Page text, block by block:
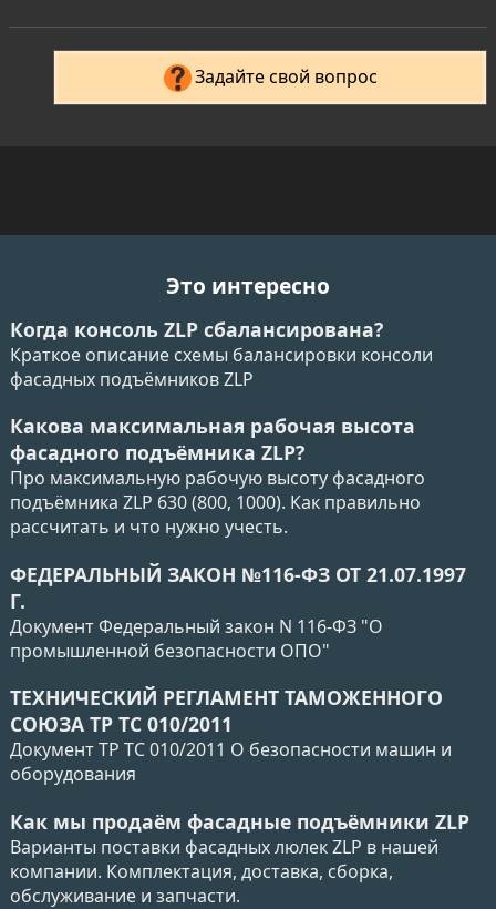
Задайте свой вопрос
Это интересно
Когда консоль ZLP сбалансирована?
Краткое описание схемы балансировки консоли
фасадных подъёмников ZLP
Какова максимальная рабочая высота
фасадного подъёмника ZLP?
Про максимальную рабочую высоту фасадного
подъёмника ZLP 630 (800, 1000). Как правильно
рассчитать и что нужно учесть.
ФЕДЕРАЛЬНЫЙ ЗАКОН №116-ФЗ ОТ 21.07.1997
Г.
Документ Федеральный закон N 116-ФЗ "О
промышленной безопасности ОПО"
ТЕХНИЧЕСКИЙ РЕГЛАМЕНТ ТАМОЖЕННОГО
СОЮЗА ТР ТС 010/2011
Документ ТР ТС 010/2011 О безопасности машин и
оборудования
Как мы продаём фасадные подъёмники ZLP
Варианты поставки фасадных люлек ZLP в нашей
компании. Комплектация, доставка, сборка,
обслуживание и запчасти.